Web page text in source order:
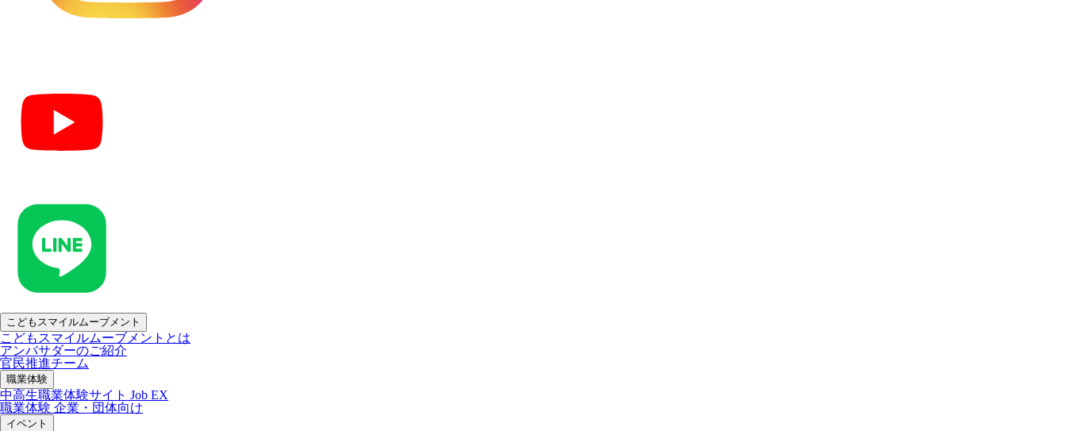
こどもスマイルムーブメント
こどもスマイルムーブメントとは
アンバサダーのご紹介
官民推進チーム
職業体験
中高生職業体験サイト Job EX
職業体験 企業・団体向け
イベント